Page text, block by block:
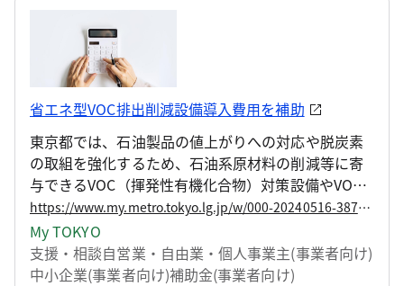
省エネ型VOC排出削減設備導入費用を補助
東京都では、石油製品の値上がりへの対応や脱炭素
の取組を強化するため、石油系原材料の削減等に寄
与できるVOC（揮発性有機化合物）対策設備やVOC
削減装置付省エネ型空調・換気設備の導入に要する
費用の一部を補助する事業を開始します。
https://www.my.metro.tokyo.lg.jp/w/000-20240516-38799413
My TOKYO
支援・相談自営業・自由業・個人事業主(事業者向け)
中小企業(事業者向け)補助金(事業者向け)